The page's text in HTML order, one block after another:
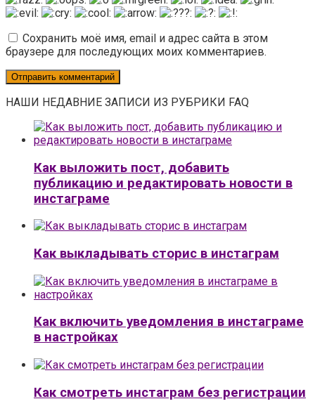
Сохранить моё имя, email и адрес сайта в этом
браузере для последующих моих комментариев.
НАШИ НЕДАВНИЕ ЗАПИСИ ИЗ РУБРИКИ FAQ
Как выложить пост, добавить
публикацию и редактировать новости в
инстаграме
Как выкладывать сторис в инстаграм
Как включить уведомления в инстаграме
в настройках
Как смотреть инстаграм без регистрации